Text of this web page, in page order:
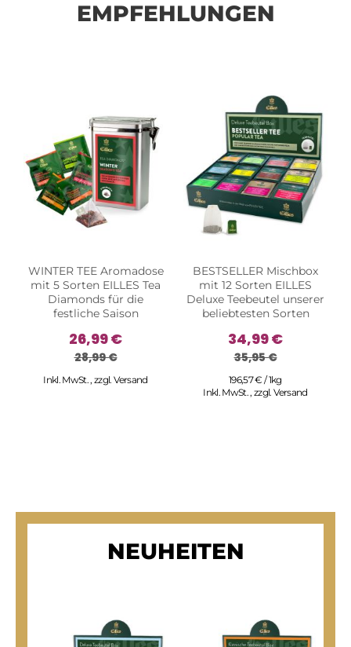
EMPFEHLUNGEN
WINTER TEE Aromadose
mit 5 Sorten EILLES Tea
Diamonds für die
festliche Saison
26,99 €
28,99 €
Inkl. MwSt.,zzgl.Versand
BESTSELLER Mischbox
mit 12 Sorten EILLES
Deluxe Teebeutel unserer
beliebtesten Sorten
34,99 €
35,95 €
196,57 € / 1kg
Inkl. MwSt.,zzgl.Versand
NEUHEITEN